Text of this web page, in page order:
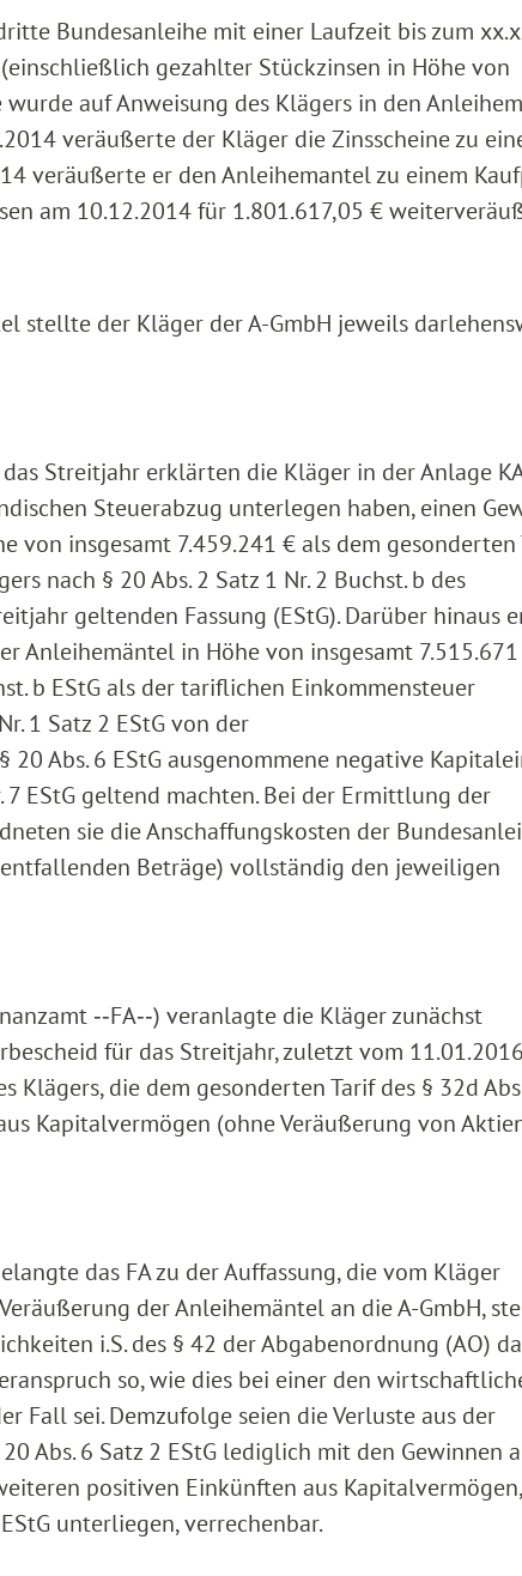
Bundesanleihe mit einer Laufzeit bis zum
gezahlter Stückzinsen in Höhe von
auf Anweisung des Klägers in den
veräußerte der Kläger die Zinsscheine zu
veräußerte er den Anleihemantel zu einem
am 10.12.2014 für 1.801.617,05 €
stellte der Kläger der A-GmbH jeweils
Streitjahr erklärten die Kläger in der Anlage
Steuerabzug unterlegen haben, einen
von insgesamt 7.459.241 € als dem gesonderten
nach § 20 Abs. 2 Satz 1 Nr. 2 Buchst. b des
geltenden Fassung (EStG). Darüber hinaus
Anleihemäntel in Höhe von insgesamt
b EStG als der tariflichen Einkommensteuer
1 Satz 2 EStG von der
20 Abs. 6 EStG ausgenommene negative
7 EStG geltend machten. Bei der Ermittlung der
sie die Anschaffungskosten der
Beträge) vollständig den jeweiligen
‑‑FA‑‑) veranlagte die Kläger zunächst
für das Streitjahr, zuletzt vom
die dem gesonderten Tarif des § 32d
Kapitalvermögen (ohne Veräußerung von
das FA zu der Auffassung, die vom Kläger
der Anleihemäntel an die A-GmbH,
i.S. des § 42 der Abgabenordnung (AO)
so, wie dies bei einer den
Fall sei. Demzufolge seien die Verluste aus der
Abs. 6 Satz 2 EStG lediglich mit den Gewinnen
positiven Einkünften aus
unterliegen, verrechenbar.